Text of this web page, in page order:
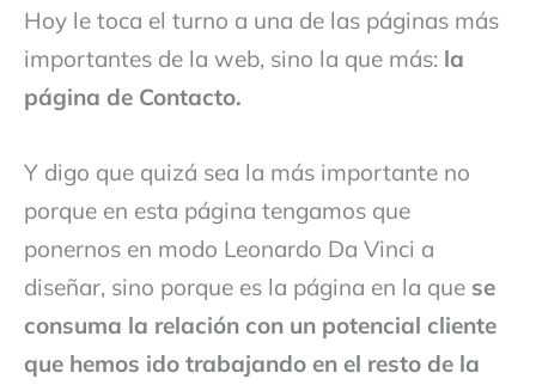
Hoy le toca el turno a una de las páginas más
importantes de la web, sino la que más: la
página de Contacto.
Y digo que quizá sea la más importante no
porque en esta página tengamos que
ponernos en modo Leonardo Da Vinci a
diseñar, sino porque es la página en la que se
consuma la relación con un potencial cliente
que hemos ido trabajando en el resto de la